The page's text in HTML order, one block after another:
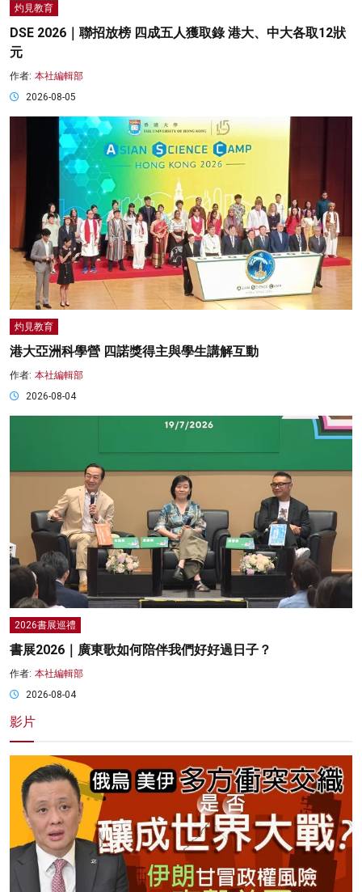
灼見教育
DSE 2026｜聯招放榜 四成五人獲取錄 港大、中大各取12狀
元
作者: 本社編輯部
2026-08-05
灼見教育
港大亞洲科學營 四諾獎得主與學生講解互動
作者: 本社編輯部
2026-08-04
2026書展巡禮
書展2026｜廣東歌如何陪伴我們好好過日子？
作者: 本社編輯部
2026-08-04
影片